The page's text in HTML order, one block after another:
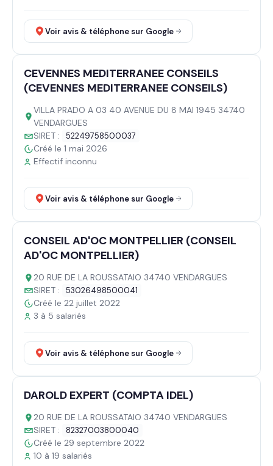
Voir avis & téléphone sur Google
CEVENNES MEDITERRANEE CONSEILS
(CEVENNES MEDITERRANEE CONSEILS)
VILLA PRADO A 03 40 AVENUE DU 8 MAI 1945 34740
VENDARGUES
SIRET :
52249758500037
Créé le 1 mai 2026
Effectif inconnu
Voir avis & téléphone sur Google
CONSEIL AD'OC MONTPELLIER (CONSEIL
AD'OC MONTPELLIER)
20 RUE DE LA ROUSSATAIO 34740 VENDARGUES
SIRET :
53026498500041
Créé le 22 juillet 2022
3 à 5 salariés
Voir avis & téléphone sur Google
DAROLD EXPERT (COMPTA IDEL)
20 RUE DE LA ROUSSATAIO 34740 VENDARGUES
SIRET :
82327003800040
Créé le 29 septembre 2022
10 à 19 salariés